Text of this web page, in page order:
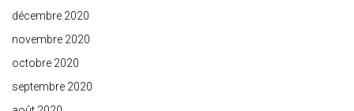
décembre 2020
novembre 2020
octobre 2020
septembre 2020